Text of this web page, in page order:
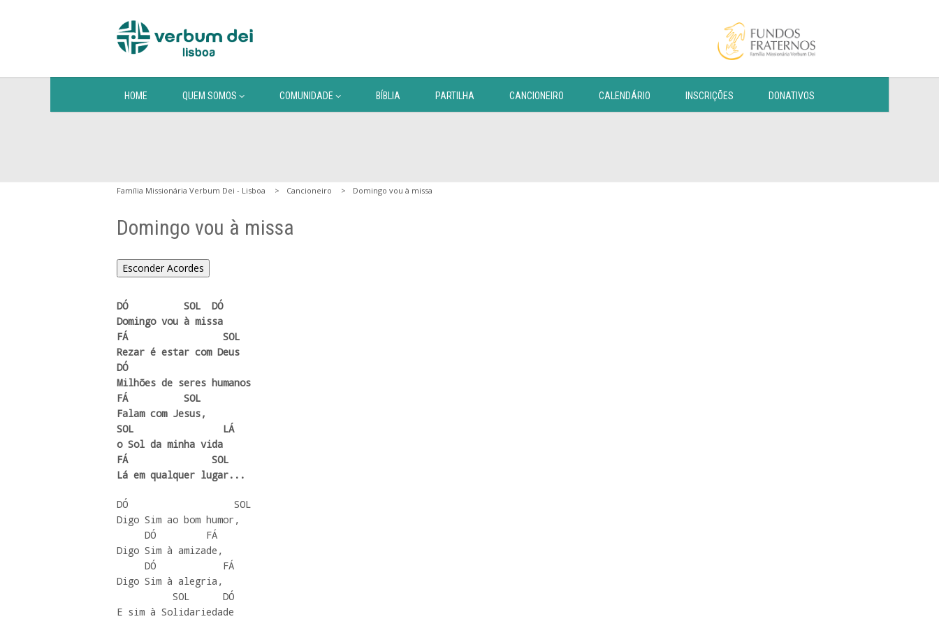
HOME QUEM SOMOS COMUNIDADE BÍBLIA PARTILHA CANCIONEIRO CALENDÁRIO INSCRIÇÕES DONATIVOS
Família Missionária Verbum Dei - Lisboa Cancioneiro Domingo vou à missa
Domingo vou à missa
Esconder Acordes
DÓ          SOL  DÓ
Domingo vou à missa
FÁ                 SOL
Rezar é estar com Deus
DÓ
Milhões de seres humanos
FÁ          SOL
Falam com Jesus,
SOL                LÁ
o Sol da minha vida
FÁ               SOL
Lá em qualquer lugar...
DÓ                   SOL
Digo Sim ao bom humor,
Digo Sim à amizade,
Digo Sim à alegria,
E sim à Solidariedade